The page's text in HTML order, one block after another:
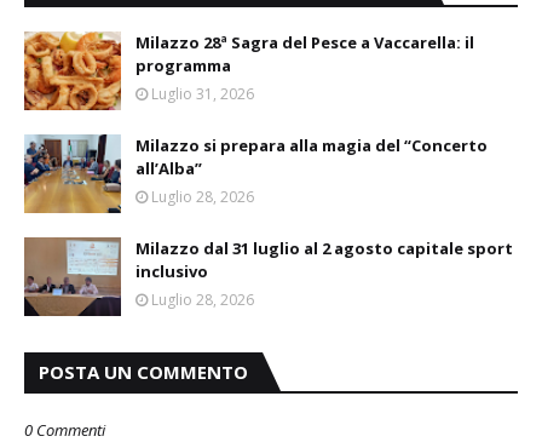
Milazzo 28ª Sagra del Pesce a Vaccarella: il
programma
Luglio 31, 2026
Milazzo si prepara alla magia del “Concerto
all’Alba”
Luglio 28, 2026
Milazzo dal 31 luglio al 2 agosto capitale sport
inclusivo
Luglio 28, 2026
POSTA UN COMMENTO
0 Commenti